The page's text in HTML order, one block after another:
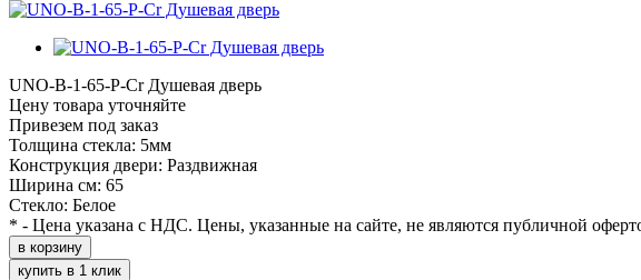
UNO-B-1-65-P-Cr Душевая дверь
Цену товара уточняйте
Привезем под заказ
Толщина стекла: 5мм
Конструкция двери: Раздвижная
Ширина см: 65
Стекло: Белое
* - Цена указана с НДС. Цены, указанные на сайте, не являются публичной
в корзину
купить в 1 клик